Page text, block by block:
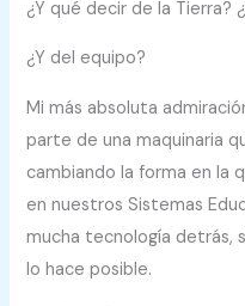
¿Y qué decir de la Tierra?
¿Y del equipo?
Mi más absoluta
parte de una maquinaria
cambiando la forma en la
en nuestros Sistemas
mucha tecnología detrás,
lo hace posible.